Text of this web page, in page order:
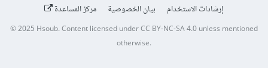
إرشادات الاستخدام
بيان الخصوصية مركز المساعدة
© 2025Hsoub.Content licensed underCC BY-NC-SA 4.0unless mentioned
otherwise.